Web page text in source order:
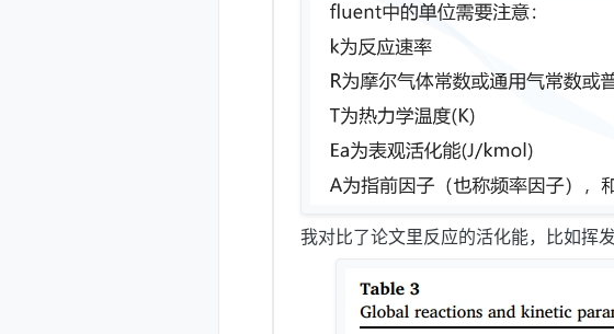
我对比了论文里反应的活化能，比如挥